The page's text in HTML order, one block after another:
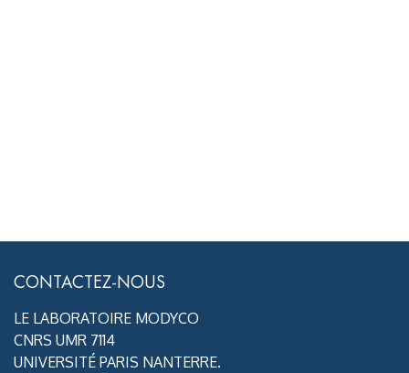
CONTACTEZ-NOUS
LE LABORATOIRE MODYCO
CNRS UMR 7114
UNIVERSITÉ PARIS NANTERRE.